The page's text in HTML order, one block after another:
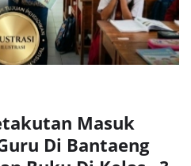
Masuk
Di Bantaeng